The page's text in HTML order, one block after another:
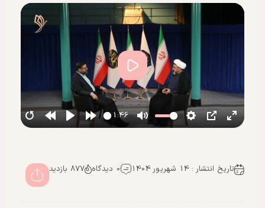
01:46
پخش
تاریخ انتشار : 14 شهریور 1404 0 دیدگاه 877 بازدید